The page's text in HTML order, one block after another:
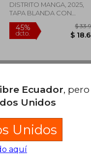
$ 39.31
23.59
DISTRITO MANGA, 2025,
TAPA BLANDA CON
SOBRECUBIERTA, Nuevo
45%
dcto.
Ecuador, pero
Unidos
Unidos
aquí